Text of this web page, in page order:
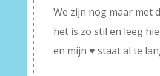
We zijn nog maar met
het is zo stil en leeg
en mijn ♥ staat al te